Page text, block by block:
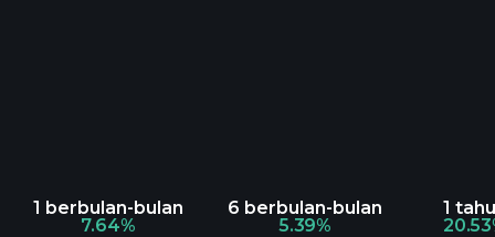
1 berbulan-bulan
7.64%
6 berbulan-bulan
5.39%
1